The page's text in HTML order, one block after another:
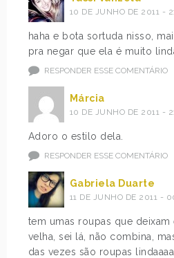
10 DE JUNHO DE 2011 -
haha e bota sortuda nisso,
pra negar que ela é muito
RESPONDER ESSE COMENTÁRIO
Márcia
10 DE JUNHO DE 2011 -
Adoro o estilo dela.
RESPONDER ESSE COMENTÁRIO
Gabriela Duarte
11 DE JUNHO DE 2011 -
tem umas roupas que deixam
velha, sei lá, não combina,
das vezes são roupas